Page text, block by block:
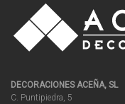
DECORACIONES ACEÑA, SL
C. Puntipiedra, 5